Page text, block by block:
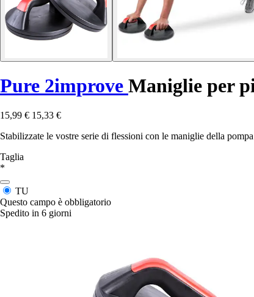
Pure 2improve Maniglie per
15,99 € 15,33 €
Stabilizzate le vostre serie di flessioni con le maniglie della
Taglia
*
TU
Questo campo è obbligatorio
Spedito in 6 giorni